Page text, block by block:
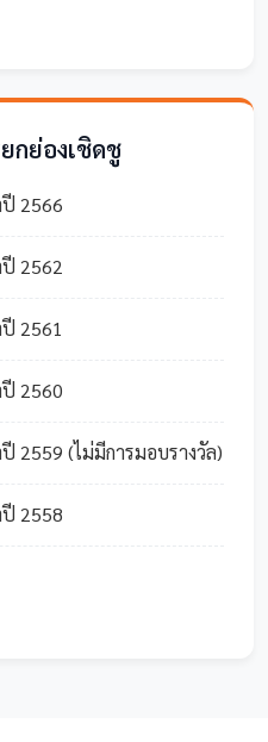
กย่องเชิดชู
ปี 2566
2562
2561
ปี 2560
2559 (ไม่มีการมอบรางวัล)
ปี 2558